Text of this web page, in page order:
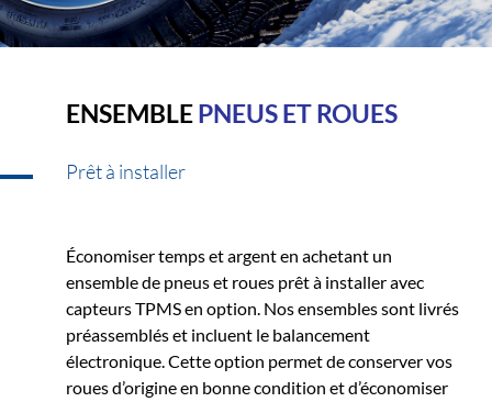
ENSEMBLEPNEUS ET ROUES
Prêt à installer
Économiser temps et argent en achetant un
ensemble de pneus et roues prêt à installer avec
capteurs TPMS en option. Nos ensembles sont livrés
préassemblés et incluent le balancement
électronique. Cette option permet de conserver vos
roues d’origine en bonne condition et d’économiser